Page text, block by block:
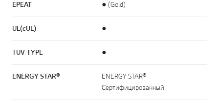
EPEAT ● (Gold)
UL(cUL) ●
TUV-TYPE ●
ENERGY STAR®
ENERGY STAR®
Сертифицированный